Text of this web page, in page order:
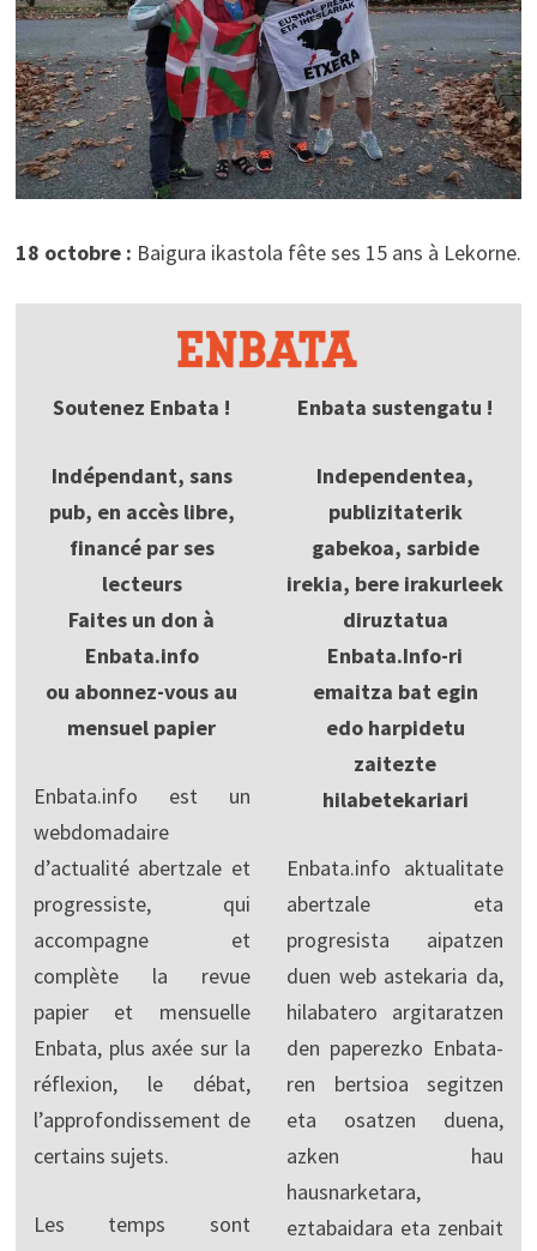
18 octobre : Baigura ikastola fête ses 15 ans à Lekorne.
Soutenez Enbata !
Indépendant, sans
pub, en accès libre,
financé par ses
lecteurs
Faites un don à
Enbata.info
ou abonnez-vous au
mensuel papier
Enbata.info est un
webdomadaire
d’actualité abertzale et
progressiste, qui
accompagne et
complète la revue
papier et mensuelle
Enbata, plus axée sur la
réflexion, le débat,
l’approfondissement de
certains sujets.
Les temps sont
Enbata sustengatu !
Independentea,
publizitaterik
gabekoa, sarbide
irekia, bere irakurleek
diruztatua
Enbata.Info-ri
emaitza bat egin
edo harpidetu
zaitezte
hilabetekariari
Enbata.info aktualitate
abertzale eta
progresista aipatzen
duen web astekaria da,
hilabatero argitaratzen
den paperezko Enbata-
ren bertsioa segitzen
eta osatzen duena,
azken hau
hausnarketara,
eztabaidara eta zenbait